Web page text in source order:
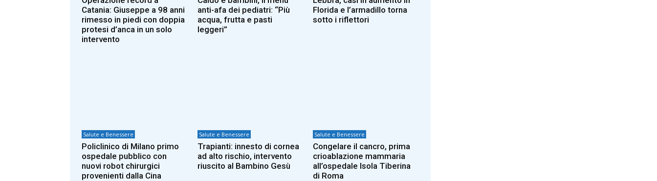
Catania: Giuseppe a 98 anni
rimesso in piedi con doppia
protesi d’anca in un solo
intervento
anti-afa dei pediatri: “Più
acqua, frutta e pasti
leggeri”
Florida e l’armadillo torna
sotto i riflettori
Salute e Benessere
Policlinico di Milano primo
ospedale pubblico con
nuovi robot chirurgici
provenienti dalla Cina
Salute e Benessere
Trapianti: innesto di cornea
ad alto rischio, intervento
riuscito al Bambino Gesù
Salute e Benessere
Congelare il cancro, prima
crioablazione mammaria
all’ospedale Isola Tiberina
di Roma